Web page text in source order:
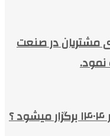
مشتریان در صنعت